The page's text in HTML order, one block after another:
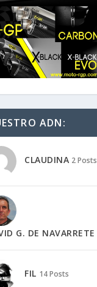
ADN:
CLAUDINA 2 Posts
G. DE NAVARRETE
FIL 14 Posts